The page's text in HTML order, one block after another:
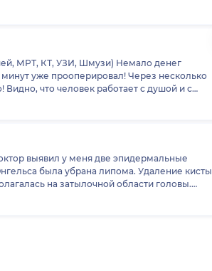
МРТ, КТ, УЗИ, Шмузи) Немало денег
что человек работает с душой и с
снова хочется попасть на приём к
выявил у меня две эпидермальные
была убрана липома. Удаление кисты
на затылочной области головы.
с вторым доктором в течение 1 часа 30
консультаций мне было очень